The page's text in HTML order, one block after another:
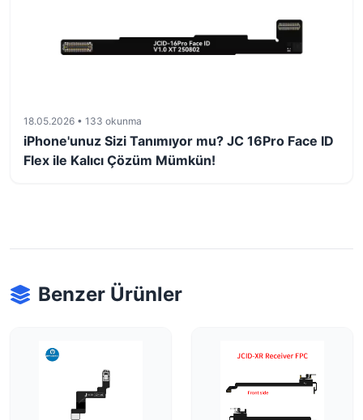
18.05.2026 • 133 okunma
iPhone'unuz Sizi Tanımıyor mu? JC 16Pro Face ID
Flex ile Kalıcı Çözüm Mümkün!
Benzer Ürünler